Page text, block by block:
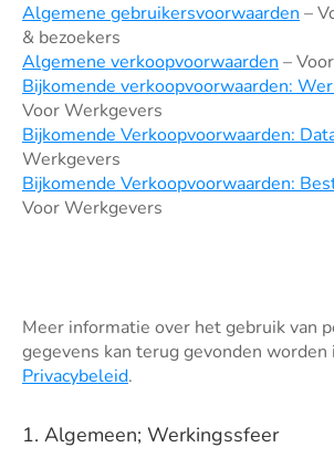
Algemene gebruikersvoorwaarden –
& bezoekers
Algemene verkoopvoorwaarden –
Bijkomende verkoopvoorwaarden:
Voor Werkgevers
Bijkomende Verkoopvoorwaarden:
Werkgevers
Bijkomende Verkoopvoorwaarden:
Voor Werkgevers
Meer informatie over het gebruik van
gegevens kan terug gevonden worden
Privacybeleid.
1. Algemeen; Werkingssfeer